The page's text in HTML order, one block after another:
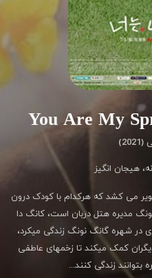
، هیجان انگیز
می کشد که هرکدام با کودک درون
مدیره هتل دربان است، کانگ دا
در شهره گانگ نونگ زندگی میکرد،
کمک میکند تا زخمهای عاطفی
بتوانند زندگی کنند...